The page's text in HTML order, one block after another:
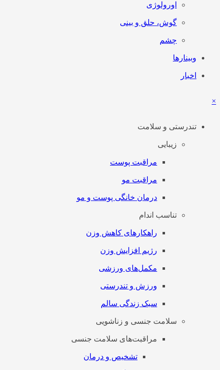
اورولوژی
گوش، حلق و بینی
چشم
وبینارها
اخبار
×
تندرستی و سلامت
زیبایی
مراقبت پوست
مراقبت مو
درمان خانگی پوست و مو
تناسب اندام
راهکارهای کاهش وزن
رژیم افزایش وزن
مکمل‌های ورزشی
ورزش و تندرستی
سبک زندگی سالم
سلامت جنسی و زناشویی
مراقبت‌های سلامت جنسی
تشخیص و درمان